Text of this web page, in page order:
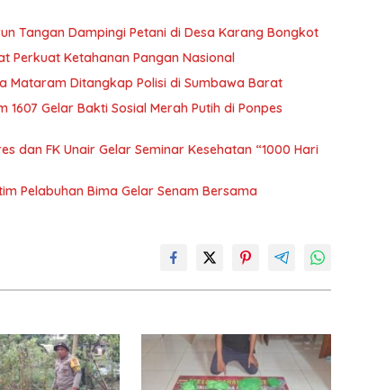
Tangan Dampingi Petani di Desa Karang Bongkot
Perkuat Ketahanan Pangan Nasional
Mataram Ditangkap Polisi di Sumbawa Barat
1607 Gelar Bakti Sosial Merah Putih di Ponpes
dan FK Unair Gelar Seminar Kesehatan “1000 Hari
Pelabuhan Bima Gelar Senam Bersama